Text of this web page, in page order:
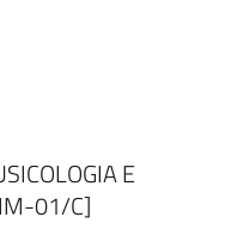
E
01/C]